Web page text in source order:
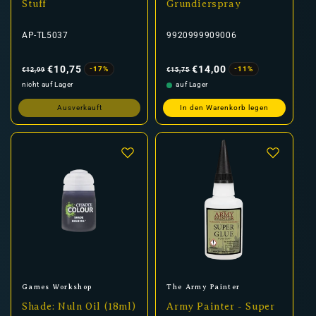
Stuff
AP-TL5037
Preis
€12,99 €10,75
-17%
nicht auf Lager
Ausverkauft
Grundierspray
9920999909006
Preis
€15,75 €14,00
-11%
auf Lager
In den Warenkorb legen
Anbieter:
Games Workshop
Shade: Nuln Oil (18ml)
Anbieter:
The Army Painter
Army Painter - Super